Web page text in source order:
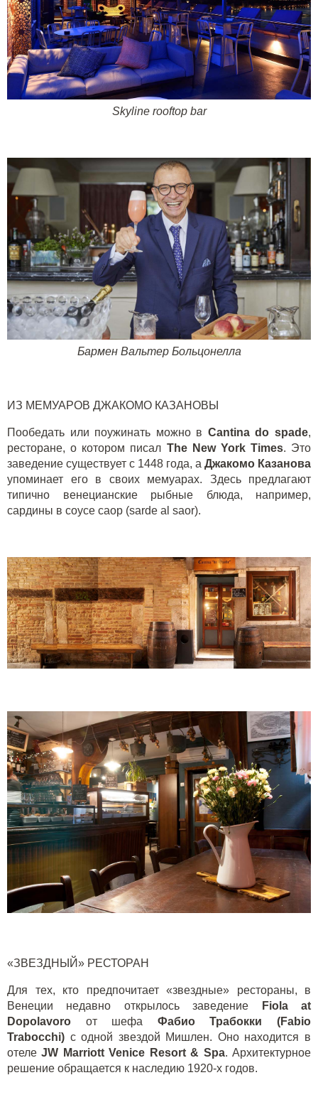
Skyline rooftop bar
Бармен Вальтер Больцонелла
ИЗ МЕМУАРОВ ДЖАКОМО КАЗАНОВЫ
Пообедать или поужинать можно в Cantina do spade,
ресторане, о котором писал The New York Times. Это
заведение существует с 1448 года, а Джакомо Казанова
упоминает его в своих мемуарах. Здесь предлагают
типично венецианские рыбные блюда, например,
сардины в соусе саор (sarde al saor).
«ЗВЕЗДНЫЙ» РЕСТОРАН
Для тех, кто предпочитает «звездные» рестораны, в
Венеции недавно открылось заведение
Fiola
at
Dopolavoro от шефа Фабио Трабокки (Fabio
Trabocchi) с одной звездой Мишлен. Оно находится в
отелеJW Marriott Venice Resort & Spa. Архитектурное
решение обращается к наследию 1920-х годов.